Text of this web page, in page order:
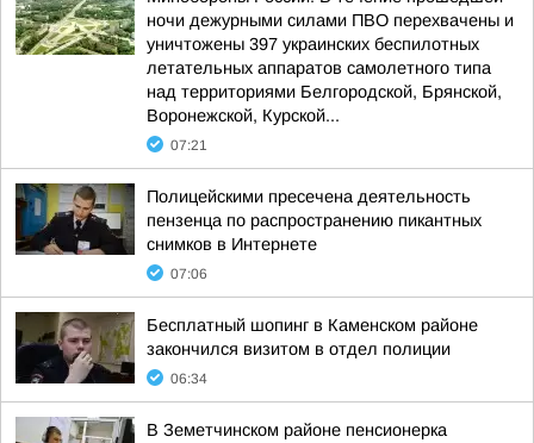
ночи дежурными силами ПВО перехвачены и
уничтожены 397 украинских беспилотных
летательных аппаратов самолетного типа
над территориями Белгородской, Брянской,
Воронежской, Курской...
07:21
Полицейскими пресечена деятельность
пензенца по распространению пикантных
снимков в Интернете
07:06
Бесплатный шопинг в Каменском районе
закончился визитом в отдел полиции
06:34
В Земетчинском районе пенсионерка